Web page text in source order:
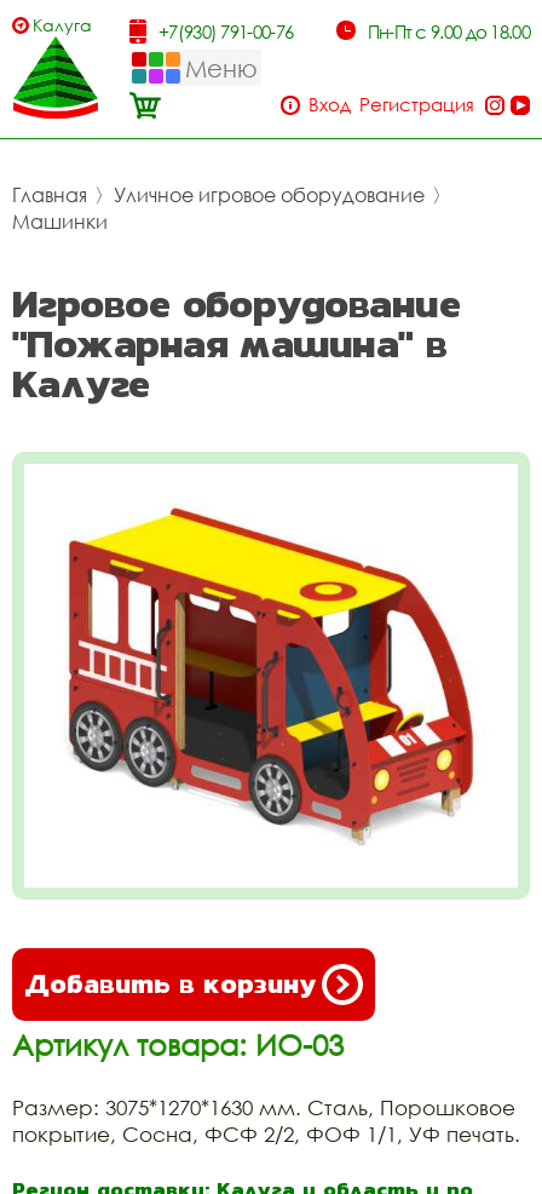
Калуга +7(930) 791-00-76 Пн-Пт с 9.00 до 18.00
Меню
Вход Регистрация
Главная 〉 Уличное игровое оборудование 〉
Машинки
Игровое оборудование
"Пожарная машина" в
Калуге
Добавить в корзину
Артикул товара: ИО-03
Размер: 3075*1270*1630 мм. Сталь, Порошковое
покрытие, Сосна, ФСФ 2/2, ФОФ 1/1, УФ печать.